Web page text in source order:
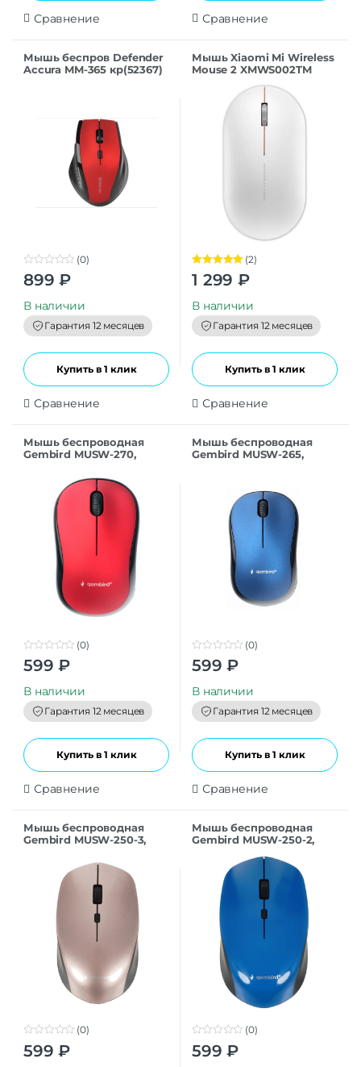
Сравнение Сравнение
Мышь беспров Defender
Accura MM-365 кр(52367)
0
o
t
o
f
5
(0)
899 ₽
В наличии
Гарантия 12 месяцев
Купить в 1 клик
Сравнение
Мышь Xiaomi Mi Wireless
Mouse 2 XMWS002TM
Оценка5.00
из 5
(2)
1 299 ₽
В наличии
Гарантия 12 месяцев
Купить в 1 клик
Сравнение
Мышь беспроводная
Gembird MUSW-270,
0
o
t
o
f
5
(0)
599 ₽
В наличии
Гарантия 12 месяцев
Купить в 1 клик
Сравнение
Мышь беспроводная
Gembird MUSW-265,
0
o
t
o
f
5
(0)
599 ₽
В наличии
Гарантия 12 месяцев
Купить в 1 клик
Сравнение
Мышь беспроводная
Gembird MUSW-250-3,
0
o
(0)
599 ₽
Мышь беспроводная
Gembird MUSW-250-2,
0
o
(0)
599 ₽